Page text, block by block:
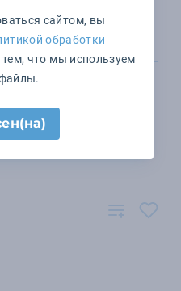
сайтом, вы
обработки
что мы используем